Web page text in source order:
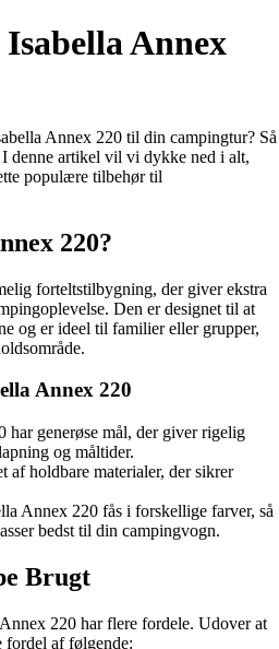
Annex
Annex 220 til din campingtur? Så
denne artikel vil vi dykke ned i alt,
populære tilbehør til
220?
forteltstilbygning, der giver ekstra
Den er designet til at
og er ideel til familier eller grupper,
Annex 220
har generøse mål, der giver rigelig
og måltider.
af holdbare materialer, der sikrer
Annex 220 fås i forskellige farver, så
bedst til din campingvogn.
Brugt
220 har flere fordele. Udover at
fordel af følgende: